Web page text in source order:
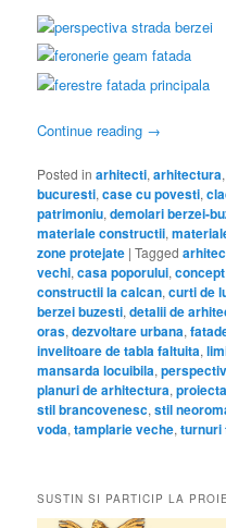
Continue reading →
Posted in arhitecti,arhitectura
bucuresti,case cu povesti,
patrimoniu,demolari berzei-
materiale constructii,
zone protejate |Tagged
vechi,casa poporului,
constructii la calcan,curti de
berzei buzesti,detalii de
oras,dezvoltare urbana,
invelitoare de tabla faltuita,
mansarda locuibila,
planuri de arhitectura,
stil brancovenesc,stil
voda,tamplarie veche,turnuri
SUSTIN SI PARTICIP LA